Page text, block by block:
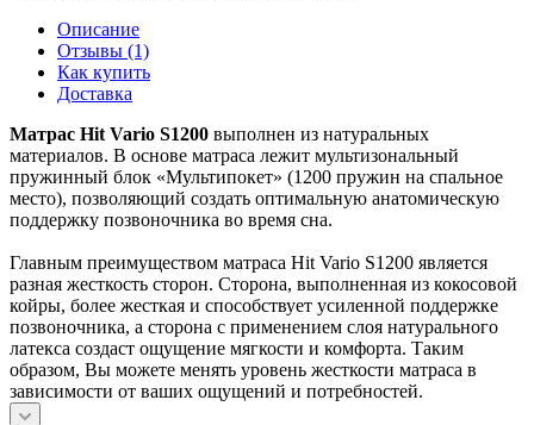
Описание
Отзывы (1)
Как купить
Доставка
Матрас Hit Vario S1200 выполнен из натуральных
материалов. В основе матраса лежит мультизональный
пружинный блок «Мультипокет» (1200 пружин на спальное
место), позволяющий создать оптимальную анатомическую
поддержку позвоночника во время сна.
Главным преимуществом матраса Hit Vario S1200 является
разная жесткость сторон. Сторона, выполненная из кокосовой
койры, более жесткая и способствует усиленной поддержке
позвоночника, а сторона с применением слоя натурального
латекса создаст ощущение мягкости и комфорта. Таким
образом, Вы можете менять уровень жесткости матраса в
зависимости от ваших ощущений и потребностей.